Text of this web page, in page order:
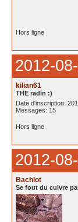
Hors ligne
2012-
kilian61
THE radin :)
Date d'inscription:
Messages: 15
Hors ligne
2012-
Bachlot
Se fout du cuivre